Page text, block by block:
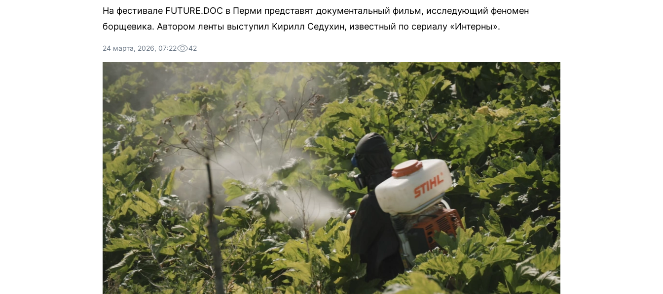
На фестивале FUTURE.DOC в Перми представят документальный фильм, исследующий феномен
борщевика. Автором ленты выступил Кирилл Седухин, известный по сериалу «Интерны».
24 марта, 2026, 07:22 42